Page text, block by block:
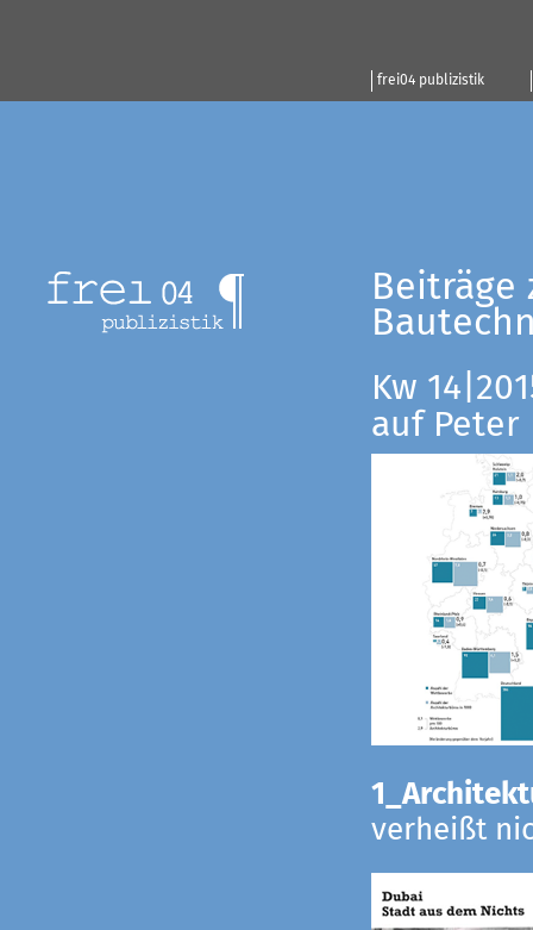
frei04 publizistik
Beiträge
Kw
auf Peter
verheißt